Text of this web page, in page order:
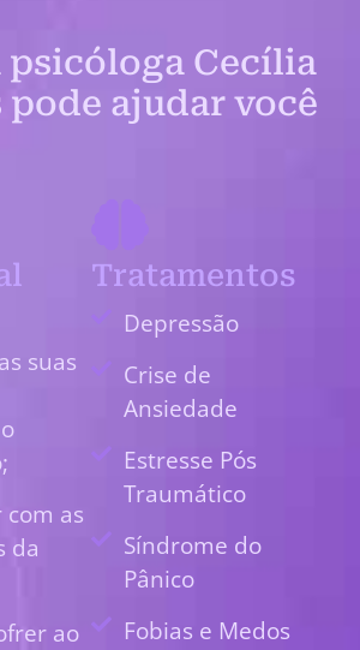
psicóloga Cecília
pode ajudar você
suas
as
da
ao
Tratamentos
Depressão
Crise de
Ansiedade
Estresse Pós
Traumático
Síndrome do
Pânico
Fobias e Medos